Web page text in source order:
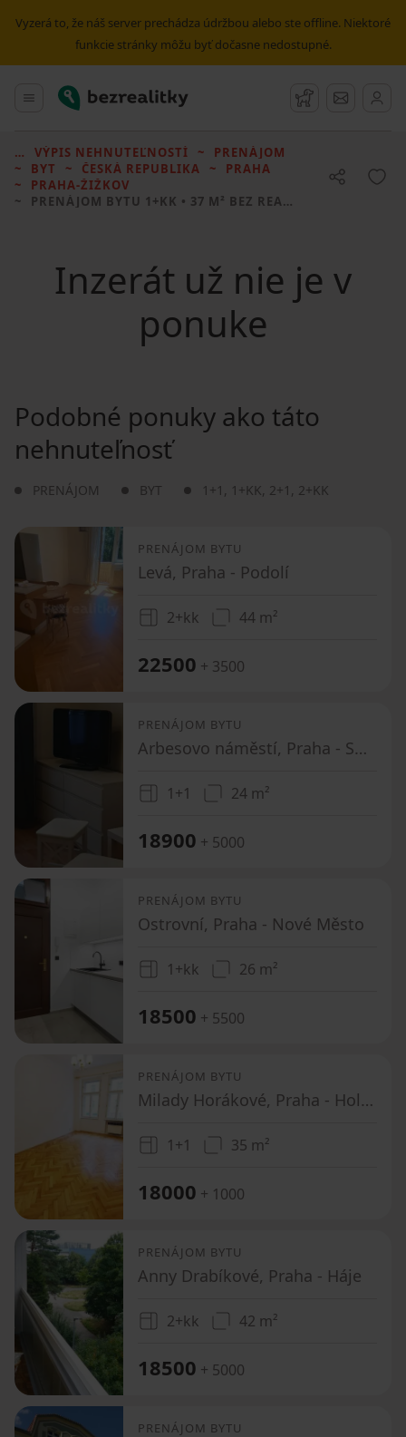
Vyzerá to, že náš server prechádza údržbou alebo ste offline. Niektoré
funkcie stránky môžu byť dočasne nedostupné.
Hlavné menu
Bezrealitky Strážny pes
Správy
VÝPIS NEHNUTEĽNOSTÍ
PRENÁJOM
BYT
ČESKÁ REPUBLIKA
PRAHA
PRAHA-ŽIŽKOV
PRENÁJOM BYTU 1+KK • 37 M² BEZ REALITKY
Inzerát už nie je v
ponuke
Podobné ponuky ako táto
nehnuteľnosť
PRENÁJOM BYT 1+1 , 1+KK, 2+1 , 2+KK
PRENÁJOM BYTU
Levá, Praha - Podolí
2+kk 44 m²
22500 + 3500
PRENÁJOM BYTU
Arbesovo náměstí, Praha - Smíchov
1+1 24 m²
18900 + 5000
PRENÁJOM BYTU
Ostrovní, Praha - Nové Město
1+kk 26 m²
18500 + 5500
PRENÁJOM BYTU
Milady Horákové, Praha - Holešovice
1+1 35 m²
18000 + 1000
PRENÁJOM BYTU
Anny Drabíkové, Praha - Háje
2+kk 42 m²
18500 + 5000
PRENÁJOM BYTU